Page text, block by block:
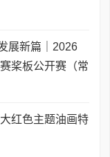
展新篇｜2026
桨板公开赛（常
红色主题油画特